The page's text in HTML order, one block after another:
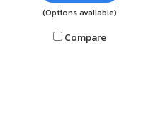
(Options available)
Compare